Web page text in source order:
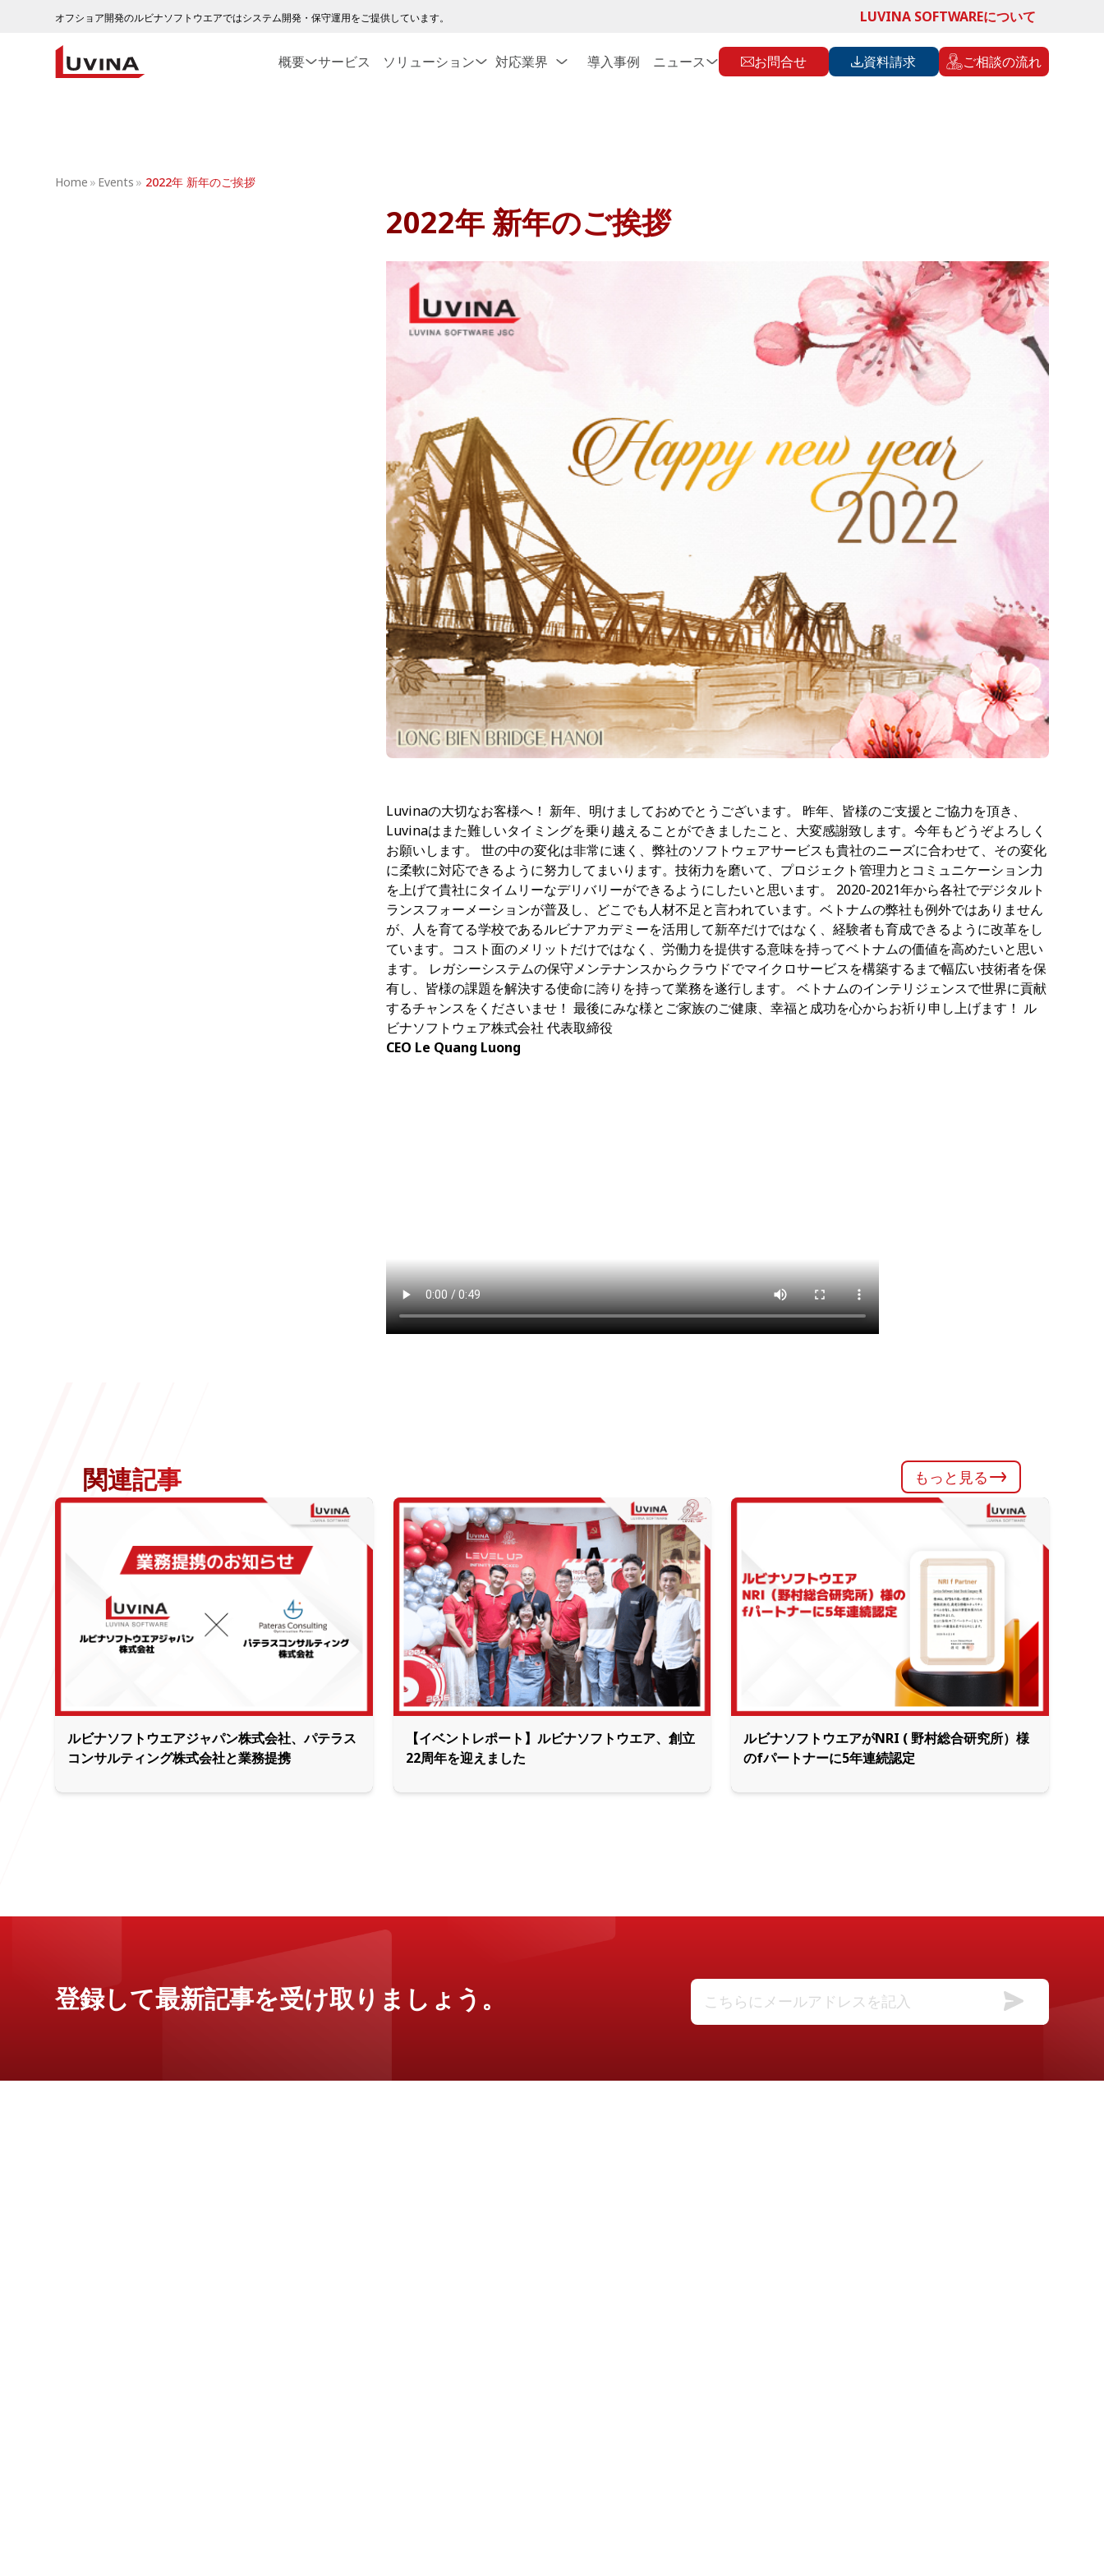
オフショア開発のルビナソフトウエアではシステム開発・保守運用をご提供しています。 LUVINA SOFTWAREについて
概要 サービス ソリューション 対応業界 導入事例 ニュース お問合せ 資料請求 ご相談の流れ
Home » Events » 2022年 新年のご挨拶
2022年 新年のご挨拶
Luvinaの大切なお客様へ！ 新年、明けましておめでとうございます。 昨年、皆様のご支援とご協力を頂き、
Luvinaはまた難しいタイミングを乗り越えることができましたこと、大変感謝致します。今年もどうぞよろしく
お願いします。 世の中の変化は非常に速く、弊社のソフトウェアサービスも貴社のニーズに合わせて、その変化
に柔軟に対応できるように努力してまいります。技術力を磨いて、プロジェクト管理力とコミュニケーション力
を上げて貴社にタイムリーなデリバリーができるようにしたいと思います。 2020-2021年から各社でデジタルト
ランスフォーメーションが普及し、どこでも人材不足と言われています。ベトナムの弊社も例外ではありません
が、人を育てる学校であるルビナアカデミーを活用して新卒だけではなく、経験者も育成できるように改革をし
ています。コスト面のメリットだけではなく、労働力を提供する意味を持ってベトナムの価値を高めたいと思い
ます。 レガシーシステムの保守メンテナンスからクラウドでマイクロサービスを構築するまで幅広い技術者を保
有し、皆様の課題を解決する使命に誇りを持って業務を遂行します。 ベトナムのインテリジェンスで世界に貢献
するチャンスをくださいませ！ 最後にみな様とご家族のご健康、幸福と成功を心からお祈り申し上げます！ ル
ビナソフトウェア株式会社 代表取締役
CEO Le Quang Luong
関連記事 もっと見る
ルビナソフトウエアジャパン株式会社、パテラス
コンサルティング株式会社と業務提携
【イベントレポート】ルビナソフトウエア、創立
22周年を迎えました
ルビナソフトウエアがNRI ( 野村総合研究所）様
のfパートナーに5年連続認定
登録して最新記事を受け取りましょう。